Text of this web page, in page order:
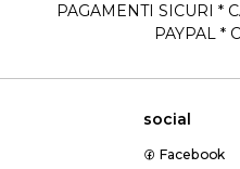
PAGAMENTI SICURI *
PAYPAL *
social
Facebook